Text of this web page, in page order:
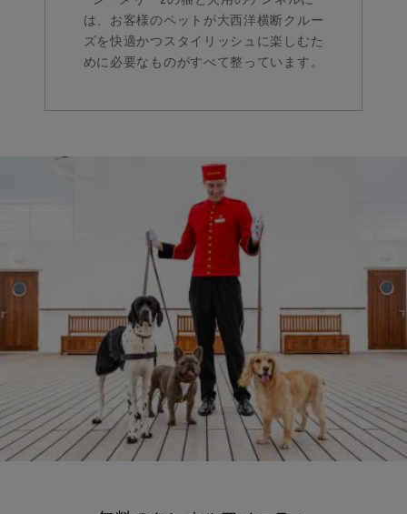
は、お客様のペットが大西洋横断クルー
ズを快適かつスタイリッシュに楽しむた
めに必要なものがすべて整っています。